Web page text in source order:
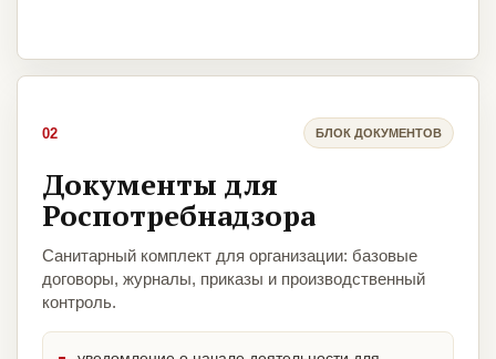
02 БЛОК ДОКУМЕНТОВ
Документы для
Роспотребнадзора
Санитарный комплект для организации: базовые
договоры, журналы, приказы и производственный
контроль.